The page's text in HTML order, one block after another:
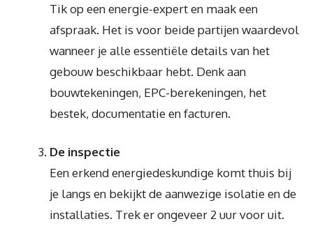
Tik op een energie-expert en maak een
afspraak. Het is voor beide partijen waardevol
wanneer je alle essentiële details van het
gebouw beschikbaar hebt. Denk aan
bouwtekeningen, EPC-berekeningen, het
bestek, documentatie en facturen.
De inspectie
Een erkend energiedeskundige komt thuis bij
je langs en bekijkt de aanwezige isolatie en de
installaties. Trek er ongeveer 2 uur voor uit.